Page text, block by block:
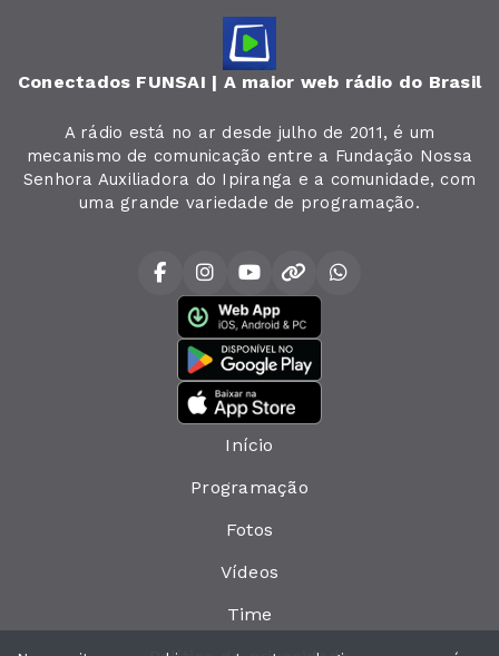
Conectados FUNSAI | A maior web rádio do Brasil
A rádio está no ar desde julho de 2011, é um
mecanismo de comunicação entre a Fundação Nossa
Senhora Auxiliadora do Ipiranga e a comunidade, com
uma grande variedade de programação.
Início
Programação
Fotos
Vídeos
Time